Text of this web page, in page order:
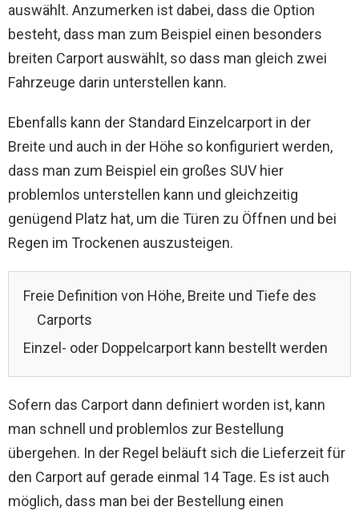
auswählt. Anzumerken ist dabei, dass die Option
besteht, dass man zum Beispiel einen besonders
breiten Carport auswählt, so dass man gleich zwei
Fahrzeuge darin unterstellen kann.
Ebenfalls kann der Standard Einzelcarport in der
Breite und auch in der Höhe so konfiguriert werden,
dass man zum Beispiel ein großes SUV hier
problemlos unterstellen kann und gleichzeitig
genügend Platz hat, um die Türen zu Öffnen und bei
Regen im Trockenen auszusteigen.
Freie Definition von Höhe, Breite und Tiefe des
Carports
Einzel- oder Doppelcarport kann bestellt werden
Sofern das Carport dann definiert worden ist, kann
man schnell und problemlos zur Bestellung
übergehen. In der Regel beläuft sich die Lieferzeit für
den Carport auf gerade einmal 14 Tage. Es ist auch
möglich, dass man bei der Bestellung einen